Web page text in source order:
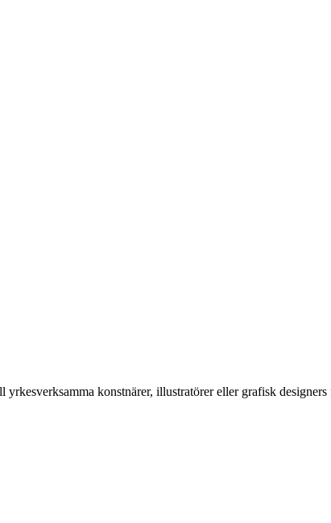
yrkesverksamma konstnärer, illustratörer eller grafisk